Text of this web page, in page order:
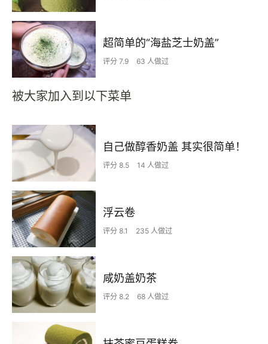
超简单的“海盐芝士奶盖”
评分 7.9 63 人做过
被大家加入到以下菜单
自己做醇香奶盖 其实很简单！
评分 8.5 14 人做过
浮云卷
评分 8.1 235 人做过
咸奶盖奶茶
评分 8.2 68 人做过